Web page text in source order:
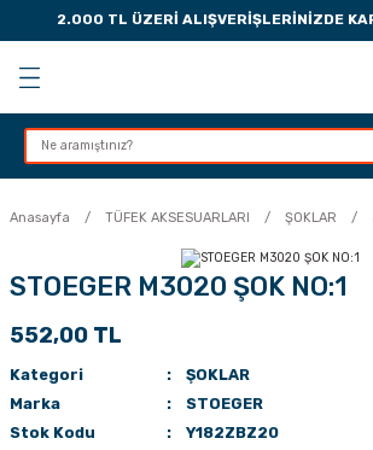
2.000 TL ÜZERİ ALIŞVERİŞLERİNİZDE
Geri Dön
Geri Dön
Geri Dön
Geri Dön
MANDALI
Anasayfa TÜFEK AKSESUARLARI ŞOKLAR
STOEGER M3020 ŞOK NO:1
552,00 TL
Kategori
ŞOKLAR
Marka
STOEGER
Stok Kodu
Y182ZBZ20